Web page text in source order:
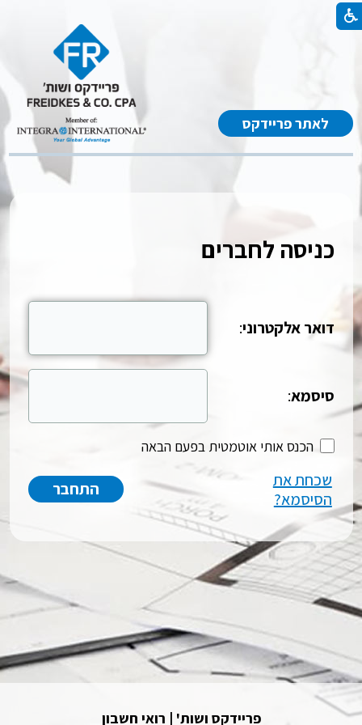
לאתר פריידקס
כניסה לחברים
דואר אלקטרוני:
סיסמא:
הכנס אותי אוטמטית בפעם הבאה
שכחת את
הסיסמא?
פריידקס ושות' | רואי חשבון